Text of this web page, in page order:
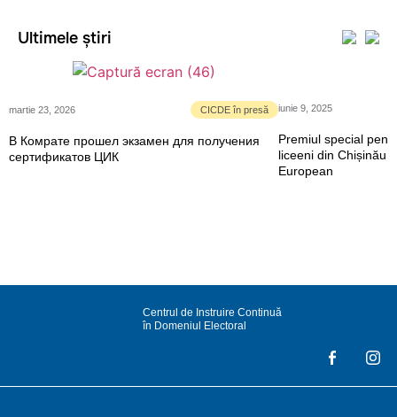
Ultimele știri
martie 23, 2026 CICDE în presă
В Комрате прошел экзамен для получения
сертификатов ЦИК
iunie 9, 2025
Premiul special
liceeni din Chișinău
European
Centrul de Instruire Continuă
în Domeniul Electoral